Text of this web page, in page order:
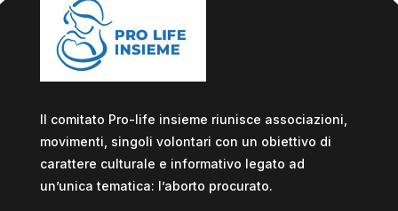
Il comitato Pro-life insieme riunisce associazioni,
movimenti, singoli volontari con un obiettivo di
carattere culturale e informativo legato ad
un’unica tematica: l’aborto procurato.